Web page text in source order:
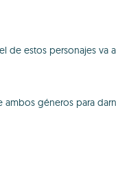
de estos personajes
géneros para